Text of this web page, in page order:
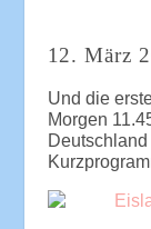
12. März
Und die
Morgen